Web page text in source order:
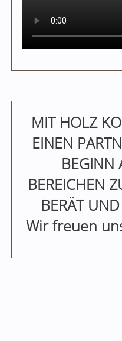
MIT HOLZ
EINEN
BEGINN
BEREICHEN
BERÄT
Wir freuen